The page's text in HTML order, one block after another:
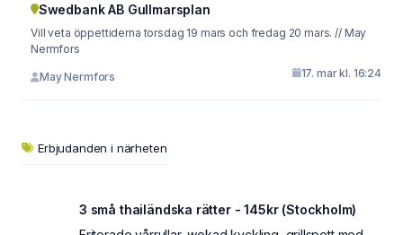
Swedbank AB Gullmarsplan
Vill veta öppettiderna torsdag 19 mars och fredag 20 mars. // May
Nermfors
May Nermfors 17. mar kl. 16:24
Erbjudanden i närheten
3 små thailändska rätter - 145kr (Stockholm)